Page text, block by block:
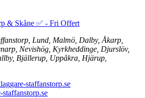
& Skåne ✅ - Fri Offert
Lund, Malmö, Dalby, Åkarp,
Nevishög, Kyrkheddinge, Djurslöv,
Bjällerup, Uppåkra, Hjärup,
staffanstorp.se